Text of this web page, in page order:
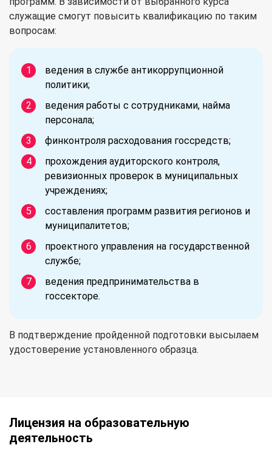
служащие смогут повысить квалификацию по таким
вопросам:
ведения в службе антикоррупционной
политики;
ведения работы с сотрудниками, найма
персонала;
финконтроля расходования госсредств;
прохождения аудиторского контроля,
ревизионных проверок в муниципальных
учреждениях;
составления программ развития регионов и
муниципалитетов;
проектного управления на государственной
службе;
ведения предпринимательства в
госсекторе.
В подтверждение пройденной подготовки высылаем
удостоверение установленного образца.
Лицензия на образовательную
деятельность